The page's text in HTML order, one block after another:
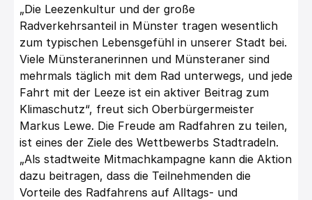
„Die Leezenkultur und der große
Radverkehrsanteil in Münster tragen wesentlich
zum typischen Lebensgefühl in unserer Stadt bei.
Viele Münsteranerinnen und Münsteraner sind
mehrmals täglich mit dem Rad unterwegs, und jede
Fahrt mit der Leeze ist ein aktiver Beitrag zum
Klimaschutz“, freut sich Oberbürgermeister
Markus Lewe. Die Freude am Radfahren zu teilen,
ist eines der Ziele des Wettbewerbs Stadtradeln.
„Als stadtweite Mitmachkampagne kann die Aktion
dazu beitragen, dass die Teilnehmenden die
Vorteile des Radfahrens auf Alltags- und